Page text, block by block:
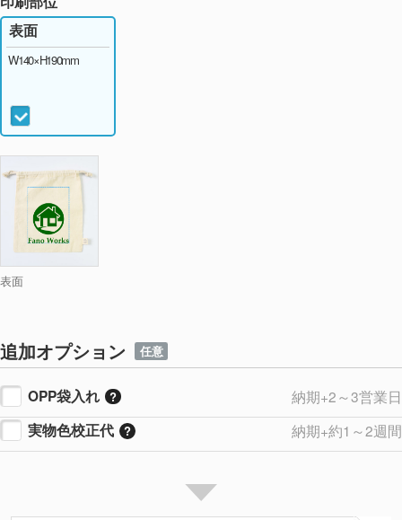
表面
表面
W140×H190mm
追加オプション 任意
OPP袋入れ
納期+2～3営業日
実物色校正代
納期+約1～2週間